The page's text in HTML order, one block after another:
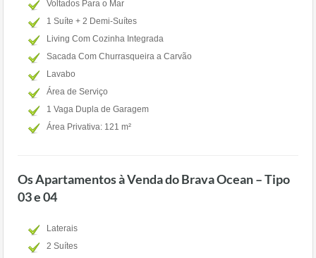
Voltados Para o Mar
1 Suíte + 2 Demi-Suítes
Living Com Cozinha Integrada
Sacada Com Churrasqueira a Carvão
Lavabo
Área de Serviço
1 Vaga Dupla de Garagem
Área Privativa: 121 m²
Os Apartamentos à Venda do Brava Ocean – Tipo
03 e 04
Laterais
2 Suítes